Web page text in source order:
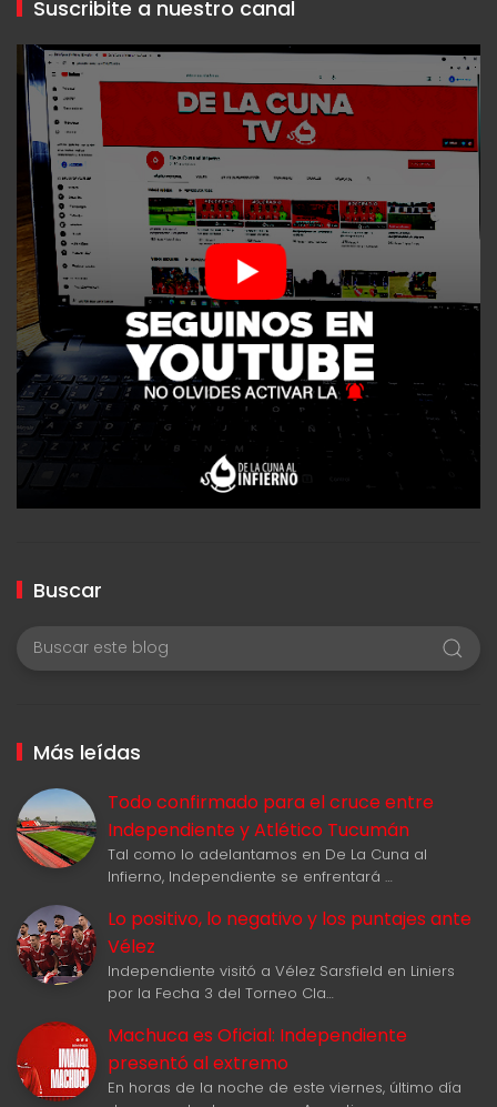
Suscribite a nuestro canal
Buscar
Más leídas
Todo confirmado para el cruce entre
Independiente y Atlético Tucumán
Tal como lo adelantamos en De La Cuna al
Infierno, Independiente se enfrentará …
Lo positivo, lo negativo y los puntajes ante
Vélez
Independiente visitó a Vélez Sarsfield en Liniers
por la Fecha 3 del Torneo Cla…
Machuca es Oficial: Independiente
presentó al extremo
En horas de la noche de este viernes, último día